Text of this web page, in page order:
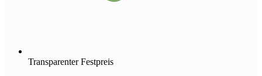
Transparenter Festpreis